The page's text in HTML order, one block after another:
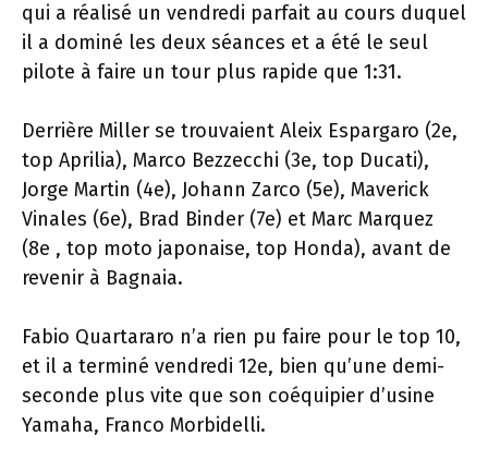
qui a réalisé un vendredi parfait au cours duquel
il a dominé les deux séances et a été le seul
pilote à faire un tour plus rapide que 1:31.
Derrière Miller se trouvaient Aleix Espargaro (2e,
top Aprilia), Marco Bezzecchi (3e, top Ducati),
Jorge Martin (4e), Johann Zarco (5e), ​​Maverick
Vinales (6e), Brad Binder (7e) et Marc Marquez
(8e , top moto japonaise, top Honda), avant de
revenir à Bagnaia.
Fabio Quartararo n’a rien pu faire pour le top 10,
et il a terminé vendredi 12e, bien qu’une demi-
seconde plus vite que son coéquipier d’usine
Yamaha, Franco Morbidelli.